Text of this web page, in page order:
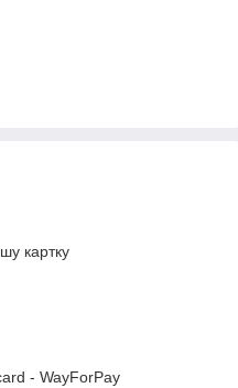
картку
- WayForPay